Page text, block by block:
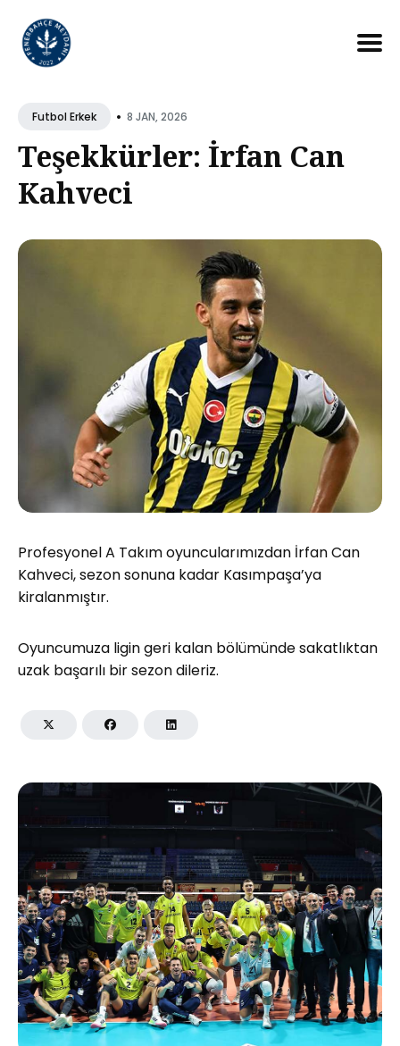
Blog
Futbol Erkek • 8 JAN, 2026
Teşekkürler: İrfan Can
Kahveci
Profesyonel A Takım oyuncularımızdan İrfan Can
Kahveci, sezon sonuna kadar Kasımpaşa’ya
kiralanmıştır.
Oyuncumuza ligin geri kalan bölümünde sakatlıktan
uzak başarılı bir sezon dileriz.